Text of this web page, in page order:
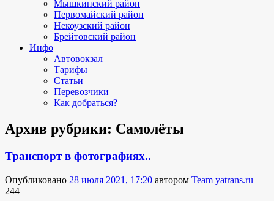
Мышкинский район
Первомайский район
Некоузский район
Брейтовский район
Инфо
Автовокзал
Тарифы
Статьи
Перевозчики
Как добраться?
Архив рубрики: Самолёты
Транспорт в фотографиях..
Опубликовано 28 июля 2021, 17:20 автором Team yatrans.ru
244